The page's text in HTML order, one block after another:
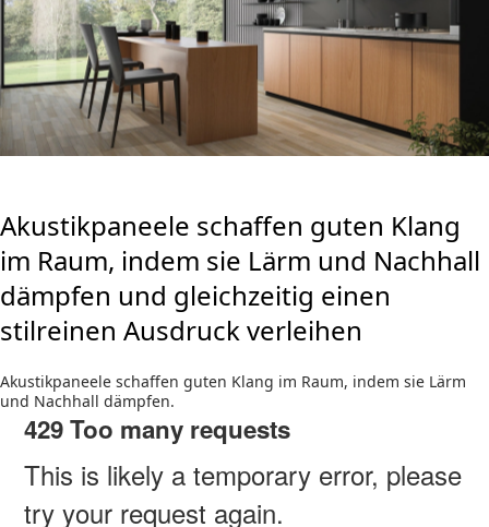
Akustikpaneele schaffen guten Klang
im Raum, indem sie Lärm und Nachhall
dämpfen und gleichzeitig einen
stilreinen Ausdruck verleihen
Akustikpaneele schaffen guten Klang im Raum, indem sie Lärm
und Nachhall dämpfen.